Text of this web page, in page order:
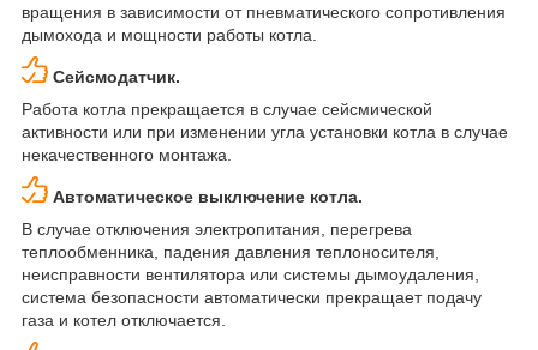
вращения в зависимости от пневматического сопротивления
дымохода и мощности работы котла.
Сейсмодатчик.
Работа котла прекращается в случае сейсмической
активности или при изменении угла установки котла в случае
некачественного монтажа.
Автоматическое выключение котла.
В случае отключения электропитания, перегрева
теплообменника, падения давления теплоносителя,
неисправности вентилятора или системы дымоудаления,
система безопасности автоматически прекращает подачу
газа и котел отключается.